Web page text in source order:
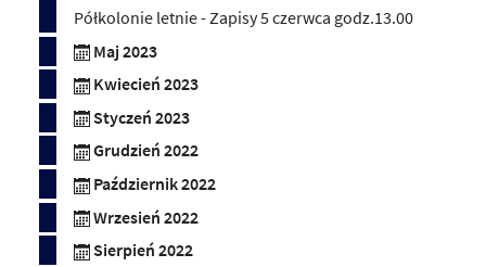
Półkolonie letnie - Zapisy 5 czerwca godz.13.00
Maj 2023
Kwiecień 2023
Styczeń 2023
Grudzień 2022
Październik 2022
Wrzesień 2022
Sierpień 2022